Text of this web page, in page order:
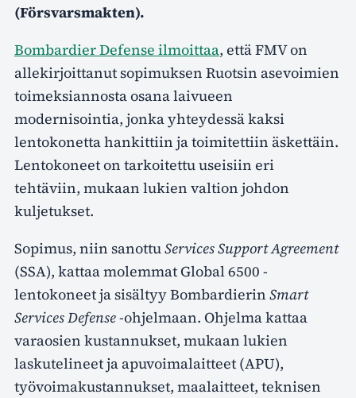
(Försvarsmakten).
Bombardier Defense ilmoittaa, että FMV on
allekirjoittanut sopimuksen Ruotsin asevoimien
toimeksiannosta osana laivueen
modernisointia, jonka yhteydessä kaksi
lentokonetta hankittiin ja toimitettiin äskettäin.
Lentokoneet on tarkoitettu useisiin eri
tehtäviin, mukaan lukien valtion johdon
kuljetukset.
Sopimus, niin sanottuServices Support Agreement
(SSA), kattaa molemmat Global 6500 -
lentokoneet ja sisältyy Bombardierin Smart
Services Defense-ohjelmaan. Ohjelma kattaa
varaosien kustannukset, mukaan lukien
laskutelineet ja apuvoimalaitteet (APU),
työvoimakustannukset, maalaitteet, teknisen